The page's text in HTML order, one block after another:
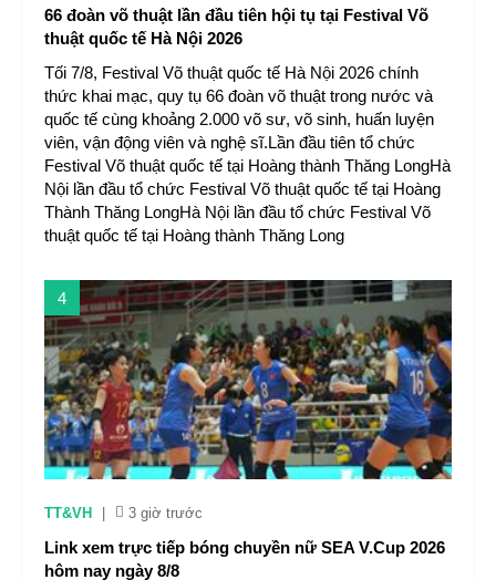
66 đoàn võ thuật lần đầu tiên hội tụ tại Festival Võ
thuật quốc tế Hà Nội 2026
Tối 7/8, Festival Võ thuật quốc tế Hà Nội 2026 chính
thức khai mạc, quy tụ 66 đoàn võ thuật trong nước và
quốc tế cùng khoảng 2.000 võ sư, võ sinh, huấn luyện
viên, vận động viên và nghệ sĩ.Lần đầu tiên tổ chức
Festival Võ thuật quốc tế tại Hoàng thành Thăng LongHà
Nội lần đầu tổ chức Festival Võ thuật quốc tế tại Hoàng
Thành Thăng LongHà Nội lần đầu tổ chức Festival Võ
thuật quốc tế tại Hoàng thành Thăng Long
4
TT&VH 3 giờ trước
Link xem trực tiếp bóng chuyền nữ SEA V.Cup 2026
hôm nay ngày 8/8